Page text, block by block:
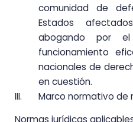
comunidad de
Estados
abogando por
funcionamiento
nacionales de
en cuestión.
III. Marco normativo de
Normas jurídicas